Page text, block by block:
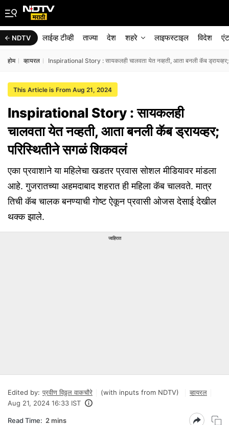
NDTV लाईव्ह टीव्ही ताज्या देश शहरे लाइफस्टाइल विदेश
होम व्हायरल Inspirational Story : सायकलही चालवता येत नव्हती, आता बनली कॅब
This Article is From Aug 21, 2024
Inspirational Story : सायकलही
चालवता येत नव्हती, आता बनली कॅब ड्रायव्हर;
परिस्थितीने सगळं शिकवलं
एका प्रवाशाने या महिलेचा खडतर प्रवास सोशल मीडियावर मांडला
आहे. गुजरातच्या अहमदाबाद शहरात ही महिला कॅब चालवते. मात्र
तिची कॅब चालक बनण्याची गोष्ट ऐकून प्रवासी ओजस देसाई देखील
थक्क झाले.
जाहिरात
Edited by: प्रवीण विठ्ठल वाकचौरे (with inputs from NDTV)
व्हायरल
Aug 21, 2024 16:33 IST
Read Time: 2 mins